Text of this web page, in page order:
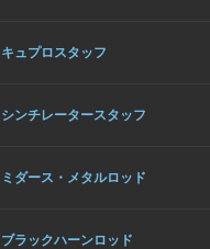
キュプロスタッフ
シンチレータースタッフ
ミダース・メタルロッド
ブラックハーンロッド